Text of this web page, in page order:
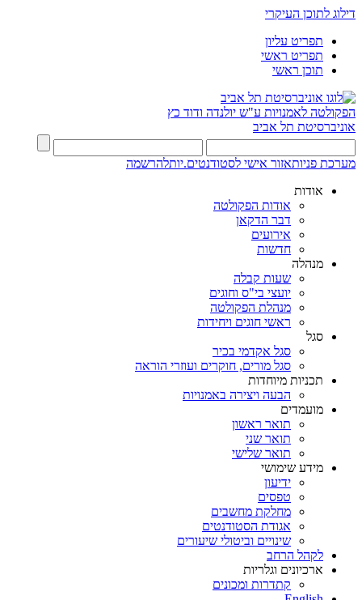
דילוג לתוכן העיקרי
תפריט עליון
תפריט ראשי
תוכן ראשי
הפקולטה לאמנויות ע"ש יולנדה ודוד כץ
אוניברסיטת תל אביב
מערכת פניותאזור אישי לסטודנטים.יותלהרשמה
אודות
אודות הפקולטה
דבר הדקאן
אירועים
חדשות
מנהלה
שעות קבלה
יועצי בי"ס וחוגים
מנהלת הפקולטה
ראשי חוגים ויחידות
סגל
סגל אקדמי בכיר
סגל מורים, חוקרים ועוזרי הוראה
תכניות מיוחדות
הבעה ויצירה באמנויות
מועמדים
תואר ראשון
תואר שני
תואר שלישי
מידע שימושי
ידיעון
טפסים
מחלקת מחשבים
אגודת הסטודנטים
שינויים וביטולי שיעורים
לקהל הרחב
ארכיונים וגלריות
קתדרות ומכונים